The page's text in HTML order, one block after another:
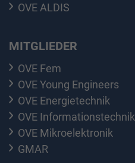
OVE ALDIS
MITGLIEDER
OVE Fem
OVE Young Engineers
OVE Energietechnik
OVE Informationstechnik
OVE Mikroelektronik
GMAR